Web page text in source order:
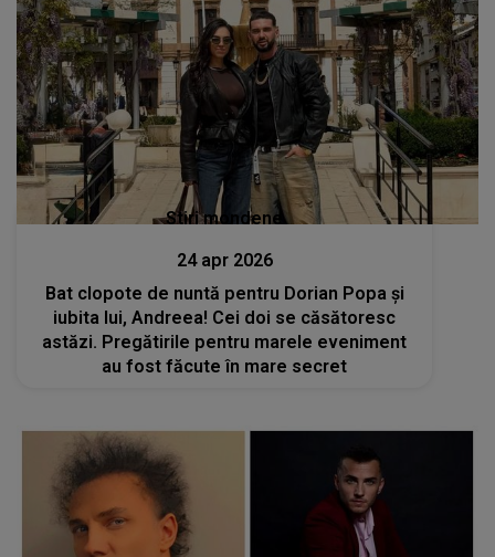
Stiri mondene
24 apr 2026
Bat clopote de nuntă pentru Dorian Popa și
iubita lui, Andreea! Cei doi se căsătoresc
astăzi. Pregătirile pentru marele eveniment
au fost făcute în mare secret